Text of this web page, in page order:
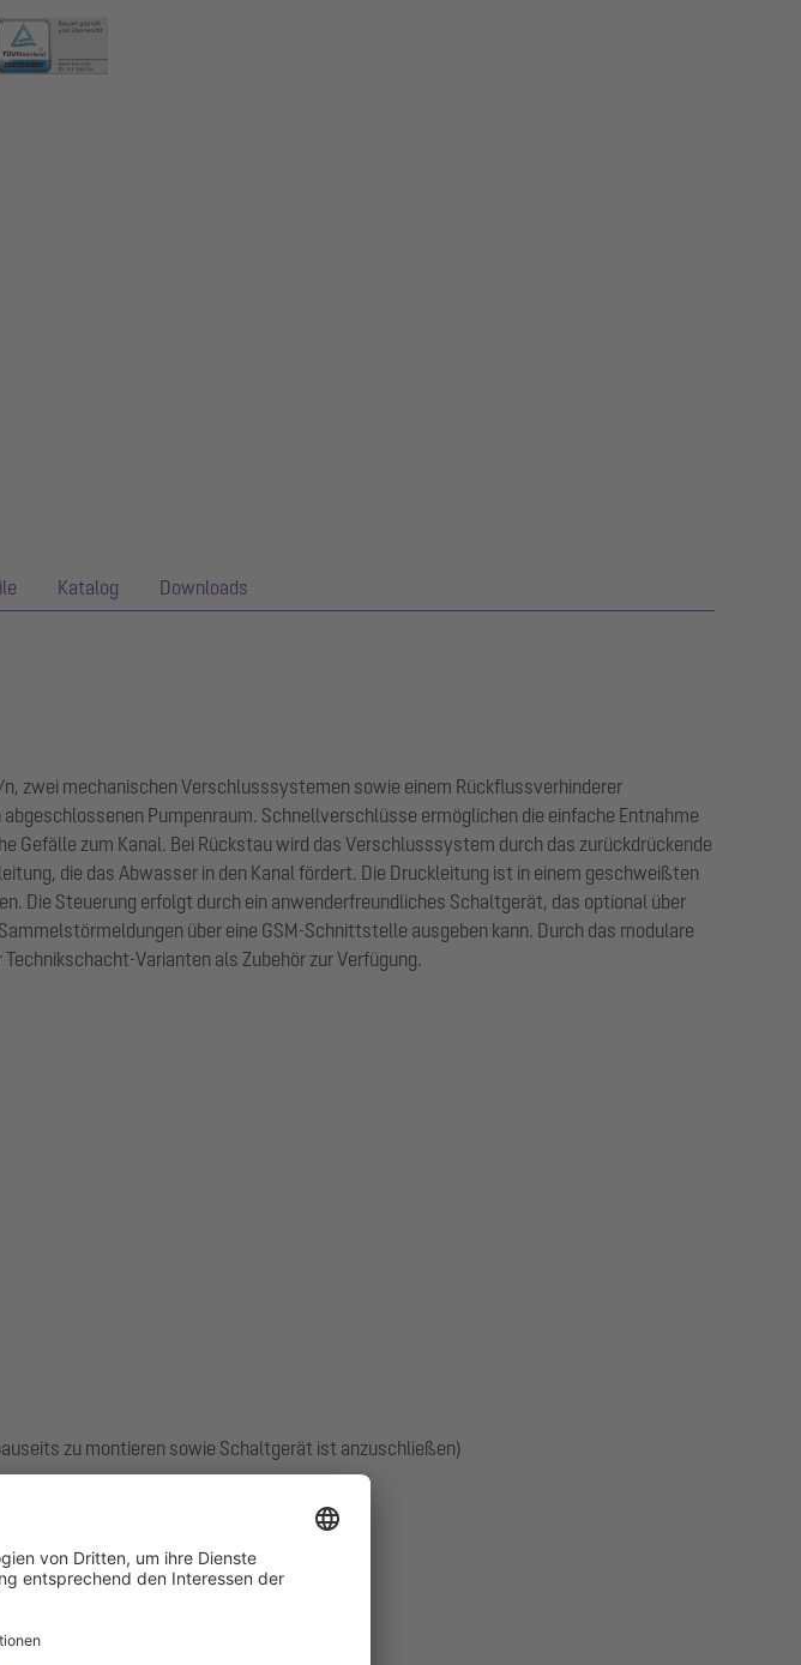
Katalog Downloads
zwei mechanischen Verschlusssystemen sowie einem Rückflussverhinderer
Pumpenraum. Schnellverschlüsse ermöglichen die einfache Entnahme
zum Kanal. Bei Rückstau wird das Verschlusssystem durch das zurückdrückende
die das Abwasser in den Kanal fördert. Die Druckleitung ist in einem geschweißten
Die Steuerung erfolgt durch ein anwenderfreundliches Schaltgerät, das optional über
über eine GSM-Schnittstelle ausgeben kann. Durch das modulare
Varianten als Zubehör zur Verfügung.
zu montieren sowie Schaltgerät ist anzuschließen)